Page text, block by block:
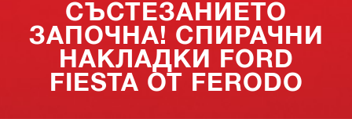
СЪСТЕЗАНИЕТО
ЗАПОЧНА! СПИРАЧНИ
НАКЛАДКИ FORD
FIESTA ОТ FERODO